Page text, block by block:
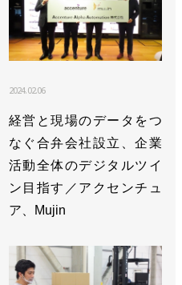
2024.02.06
経営と現場のデータをつ
なぐ合弁会社設立、企業
活動全体のデジタルツイ
ン目指す／アクセンチュ
ア、Mujin